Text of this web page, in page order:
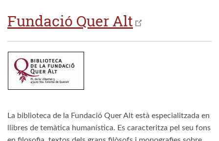
Fundació Quer Alt
La biblioteca de la Fundació Quer Alt està especialitzada en
llibres de temàtica humanística. Es caracteritza pel seu fons